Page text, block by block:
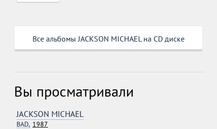
Все альбомы JACKSON MICHAEL на CD диске
Вы просматривали
JACKSON MICHAEL
BAD, 1987